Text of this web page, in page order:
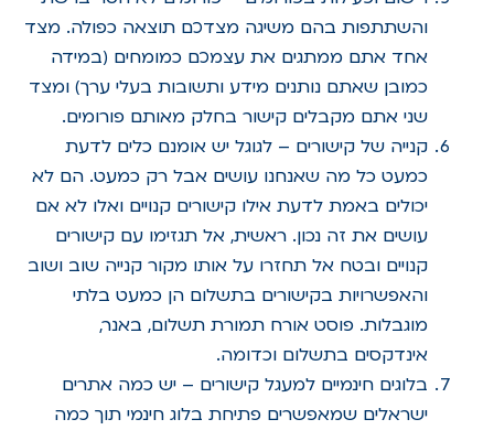
והשתתפות בהם משיגה מצדכם תוצאה כפולה. מצד
אחד אתם ממתגים את עצמכם כמומחים (במידה
כמובן שאתם נותנים מידע ותשובות בעלי ערך) ומצד
שני אתם מקבלים קישור בחלק מאותם פורומים.
קנייה של קישורים – לגוגל יש אומנם כלים לדעת
כמעט כל מה שאנחנו עושים אבל רק כמעט. הם לא
יכולים באמת לדעת אילו קישורים קנויים ואלו לא אם
עושים את זה נכון. ראשית, אל תגזימו עם קישורים
קנויים ובטח אל תחזרו על אותו מקור קנייה שוב ושוב
והאפשרויות בקישורים בתשלום הן כמעט בלתי
מוגבלות. פוסט אורח תמורת תשלום, באנר,
אינדקסים בתשלום וכדומה.
בלוגים חינמיים למעגל קישורים – יש כמה אתרים
ישראלים שמאפשרים פתיחת בלוג חינמי תוך כמה